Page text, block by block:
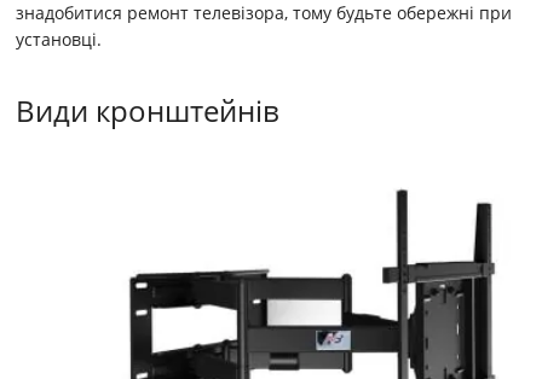
знадобитися ремонт телевізора, тому будьте обережні при
установці.
Види кронштейнів